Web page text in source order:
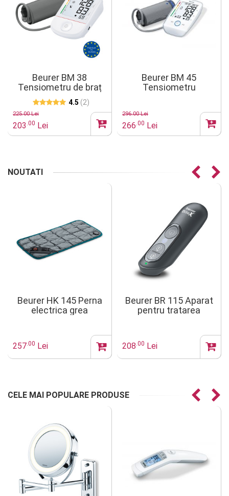
Beurer BM 38
Tensiometru de braț
4.5 (2)
225.00 Lei
203 .00 Lei
Beurer BM 45
Tensiometru
296.00 Lei
266.00 Lei
NOUTATI
Beurer HK 145 Perna
electrica grea
257.00 Lei
Beurer BR 115 Aparat
pentru tratarea
208.00 Lei
CELE MAI POPULARE PRODUSE